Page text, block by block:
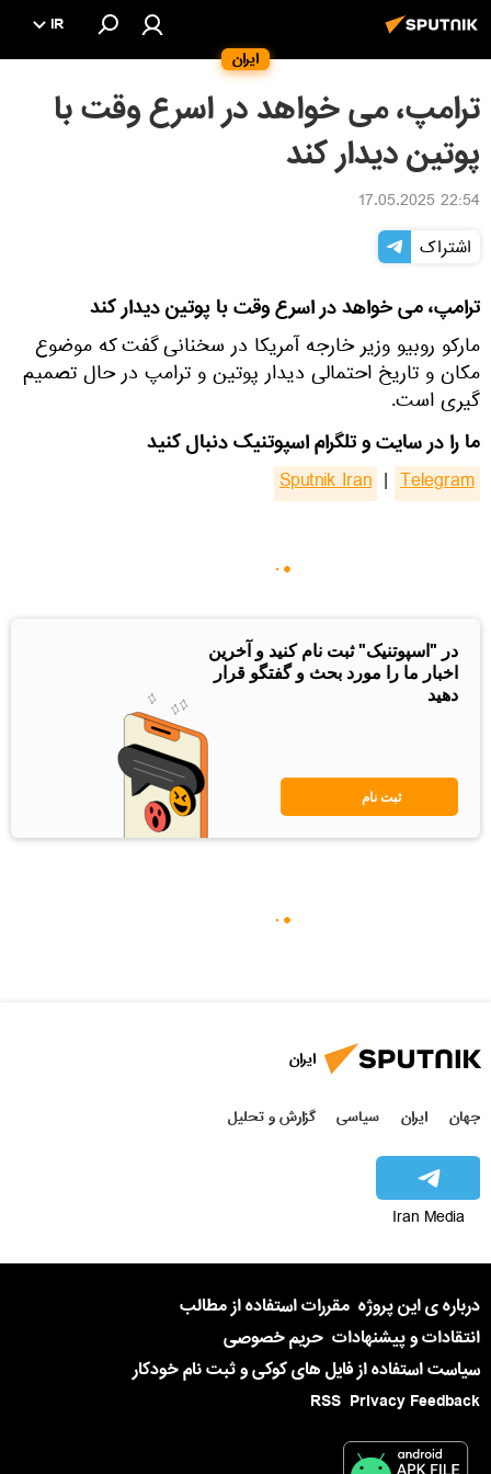
ایران
IR
ترامپ، می خواهد در اسرع وقت با
پوتین دیدار کند
22:54 17.05.2025
اشتراک
ترامپ، می خواهد در اسرع وقت با پوتین دیدار کند
مارکو روبیو وزیر خارجه آمریکا در سخنانی گفت که موضوع
مکان و تاریخ احتمالی دیدار پوتین و ترامپ در حال تصمیم
گیری است.
ما را در سایت و تلگرام اسپوتنیک دنبال کنید
Sputnik Iran | Telegram
در "اسپوتنیک" ثبت نام کنید و آخرین
اخبار ما را مورد بحث و گفتگو قرار
دهید
ثبت نام
ایران
جهان ایران سیاسی گزارش و تحلیل
Iran Media
درباره ی این پروژه مقررات استفاده از مطالب
انتقادات و پیشنهادات حریم خصوصی
سیاست استفاده از فایل های کوکی و ثبت نام خودکار
Privacy Feedback
RSS